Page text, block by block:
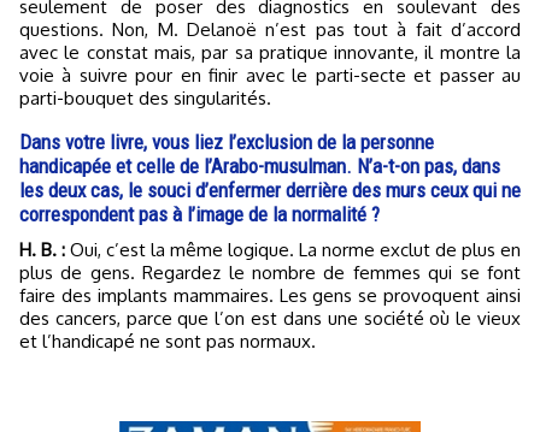
seulement de poser des diagnostics en soulevant des
questions. Non, M. Delanoë n’est pas tout à fait d’accord
avec le constat mais, par sa pratique innovante, il montre la
voie à suivre pour en finir avec le parti-secte et passer au
parti-bouquet des singularités.
Dans votre livre, vous liez l’exclusion de la personne
handicapée et celle de l’Arabo-musulman. N’a-t-on pas, dans
les deux cas, le souci d’enfermer derrière des murs ceux qui ne
correspondent pas à l’image de la normalité ?
H. B. : Oui, c’est la même logique. La norme exclut de plus en
plus de gens. Regardez le nombre de femmes qui se font
faire des implants mammaires. Les gens se provoquent ainsi
des cancers, parce que l’on est dans une société où le vieux
et l’handicapé ne sont pas normaux.